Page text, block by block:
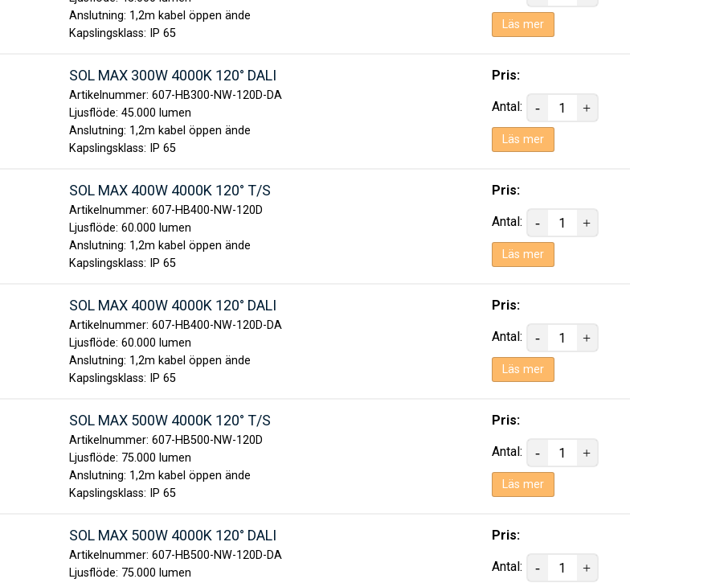
Anslutning: 1,2m kabel öppen ände
Kapslingsklass:
IP 65
Läs mer
SOL MAX 300W 4000K 120° DALI
Artikelnummer: 607-HB300-NW-120D-DA
Ljusflöde: 45.000 lumen
Anslutning: 1,2m kabel öppen ände
Kapslingsklass:
IP 65
Pris:
Antal:
Läs mer
SOL MAX 400W 4000K 120° T/S
Artikelnummer: 607-HB400-NW-120D
Ljusflöde: 60.000 lumen
Anslutning: 1,2m kabel öppen ände
Kapslingsklass:
IP 65
Pris:
Antal:
Läs mer
SOL MAX 400W 4000K 120° DALI
Artikelnummer: 607-HB400-NW-120D-DA
Ljusflöde: 60.000 lumen
Anslutning: 1,2m kabel öppen ände
Kapslingsklass:
IP 65
Pris:
Antal:
Läs mer
SOL MAX 500W 4000K 120° T/S
Artikelnummer: 607-HB500-NW-120D
Ljusflöde: 75.000 lumen
Anslutning: 1,2m kabel öppen ände
Kapslingsklass:
IP 65
Pris:
Antal:
Läs mer
SOL MAX 500W 4000K 120° DALI
Artikelnummer: 607-HB500-NW-120D-DA
Ljusflöde: 75.000 lumen
Pris:
Antal: